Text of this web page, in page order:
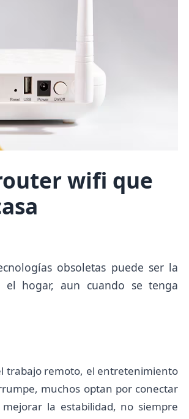
wifi que
obsoletas puede ser la
hogar, aun cuando se tenga
trabajo remoto, el entretenimiento
muchos optan por conectar
la estabilidad, no siempre